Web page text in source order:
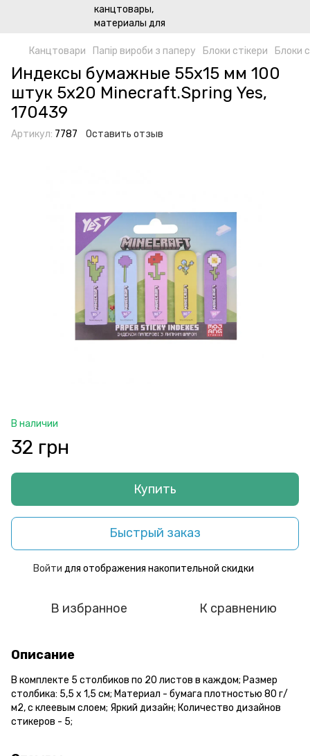
Канцтовари Папір вироби з паперу Блоки стікери Блоки
Индексы бумажные 55х15 мм 100
штук 5x20 Minecraft.Spring Yes,
170439
Артикул: 7787 Оставить отзыв
В наличии
32 грн
Купить
Быстрый заказ
Войти для отображения накопительной скидки
В избранное К сравнению
Описание
В комплекте 5 столбиков по 20 листов в каждом; Размер
столбика: 5,5 х 1,5 см; Материал - бумага плотностью 80 г/
м2, с клеевым слоем; Яркий дизайн; Количество дизайнов
стикеров - 5;